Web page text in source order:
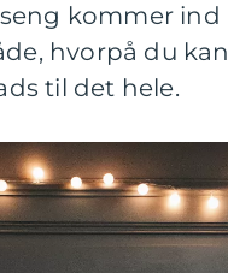
kommer
hvorpå du
til det hele.